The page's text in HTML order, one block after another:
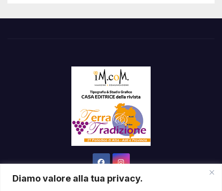
Diamo valore alla tua privacy.